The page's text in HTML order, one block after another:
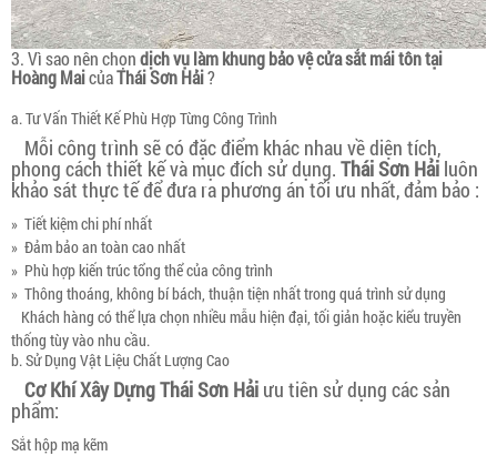
3. Vì sao nên chọndịch vụ làm khung bảo vệ cửa sắtmái tôn tại
Hoàng MaicủaThái Sơn Hải?
a. Tư Vấn Thiết Kế Phù Hợp Từng Công Trình
Mỗi công trình sẽ có đặc điểm khác nhau về diện tích,
phong cách thiết kế và mục đích sử dụng. Thái Sơn Hải luôn
khảo sát thực tế để đưa ra phương án tối ưu nhất, đảm bảo :
» Tiết kiệm chi phí nhất
» Đảm bảo an toàn cao nhất
» Phù hợp kiến trúc tổng thể của công trình
» Thông thoáng, không bí bách, thuận tiện nhất trong quá trình sử dụng
Khách hàng có thể lựa chọn nhiều mẫu hiện đại, tối giản hoặc kiểu truyền
thống tùy vào nhu cầu.
b. Sử Dụng Vật Liệu Chất Lượng Cao
Cơ Khí Xây Dựng Thái Sơn Hải ưu tiên sử dụng các sản
phẩm:
Sắt hộp mạ kẽm